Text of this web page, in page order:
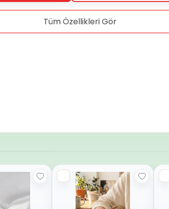
Tüm Özellikleri Gör